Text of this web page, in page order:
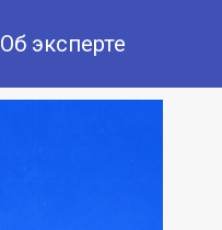
Об эксперте